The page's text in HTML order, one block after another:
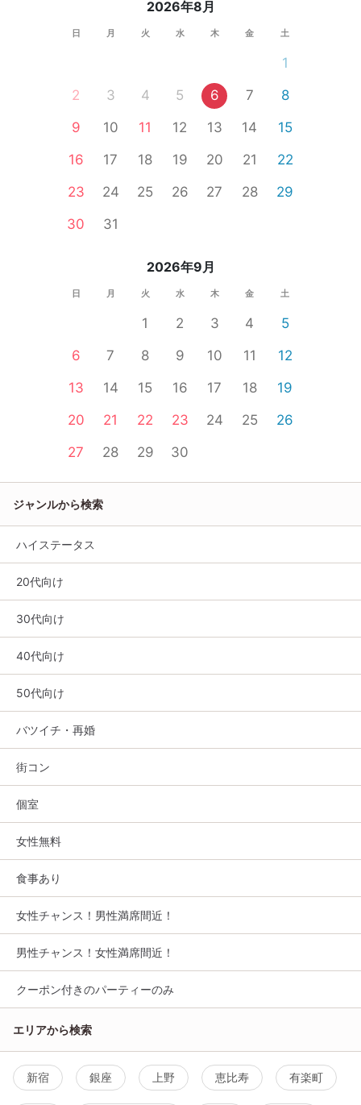
2026年8月
日 月 火 水 木 金 土
1
2
3 4 5 6 7
8
9
10 11 12 13 14
15
16
17 18 19 20 21
22
23
24 25 26 27 28
29
30
31
2026年9月
日 月 火 水 木 金 土
1 2 3 4
5
6
7 8 9 10 11
12
13
14 15 16 17 18
19
20
21 22 23 24 25
26
27
28 29 30
ジャンルから検索
ハイステータス
20代向け
30代向け
40代向け
50代向け
バツイチ・再婚
街コン
個室
女性無料
食事あり
女性チャンス！男性満席間近！
男性チャンス！女性満席間近！
クーポン付きのパーティーのみ
エリアから検索
新宿 銀座 上野 恵比寿 有楽町